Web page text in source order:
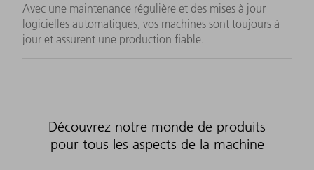
Avec une maintenance régulière et des mises à jour
logicielles automatiques, vos machines sont toujours à
jour et assurent une production fiable.
Découvrez notre monde de produits
pour tous les aspects de la machine